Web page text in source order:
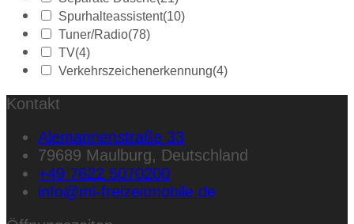
Spurhalteassistent(10)
Tuner/Radio(78)
TV(4)
Verkehrszeichenerkennung(4)
Kontakt
Alemannenstraße 33
79689 Maulburg, Deutschland
+49 7622 5070200
info@ml-freizeitmobile.de